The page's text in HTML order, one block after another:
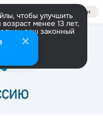
Войти
чтобы улучшить
менее 13 лет,
ваш законный